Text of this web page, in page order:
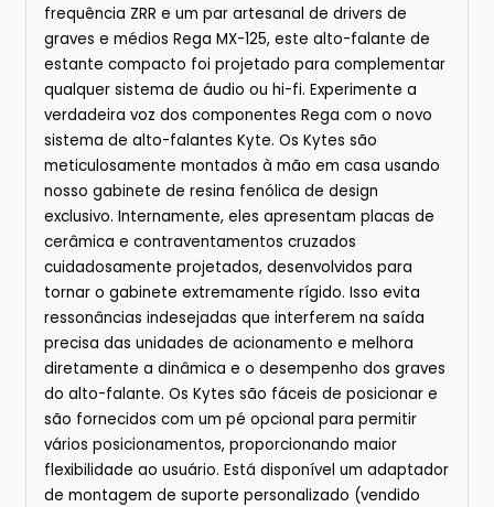
frequência ZRR e um par artesanal de drivers de
graves e médios Rega MX-125, este alto-falante de
estante compacto foi projetado para complementar
qualquer sistema de áudio ou hi-fi. Experimente a
verdadeira voz dos componentes Rega com o novo
sistema de alto-falantes Kyte. Os Kytes são
meticulosamente montados à mão em casa usando
nosso gabinete de resina fenólica de design
exclusivo. Internamente, eles apresentam placas de
cerâmica e contraventamentos cruzados
cuidadosamente projetados, desenvolvidos para
tornar o gabinete extremamente rígido. Isso evita
ressonâncias indesejadas que interferem na saída
precisa das unidades de acionamento e melhora
diretamente a dinâmica e o desempenho dos graves
do alto-falante. Os Kytes são fáceis de posicionar e
são fornecidos com um pé opcional para permitir
vários posicionamentos, proporcionando maior
flexibilidade ao usuário. Está disponível um adaptador
de montagem de suporte personalizado (vendido